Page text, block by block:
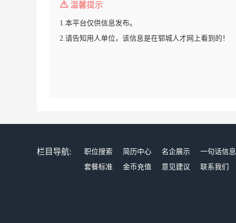
温馨提示
1.本平台仅供信息发布。
2.请告知用人单位，该信息是在郓城人才网上看到的！
栏目导航: 职位搜索 简历中心 名企展示 一句话信息
套餐标准
金币充值 意见建议 联系我们